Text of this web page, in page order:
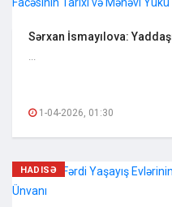
Sərxan İsmayılova:
...
1-04-2026, 01:30
HADISƏ